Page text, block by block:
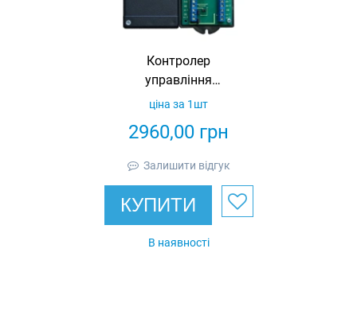
Контролер
управління
шлюзом Promix-
2960,00 грн
ціна за 1шт
Залишити відгук
КУПИТИ
В наявності